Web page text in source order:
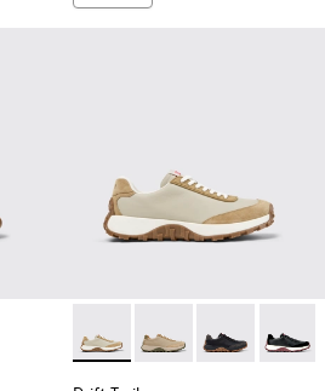
001 - Beige Organic Cotton
- K101033-002
Drift Trail - K100928-023 -
Drift Trail -Drift Trail -
Drift